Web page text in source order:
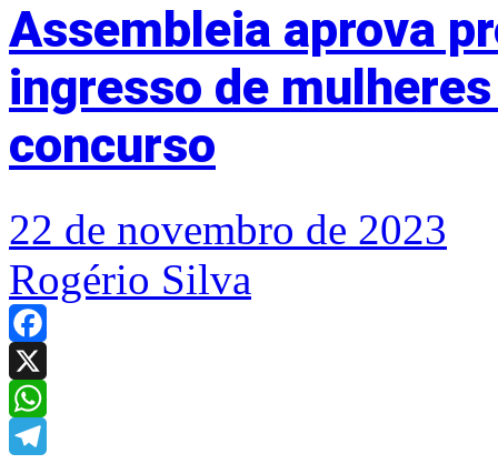
Assembleia aprova
ingresso de
concurso
22 de novembro de 2023
Rogério Silva
Facebook
X
WhatsApp